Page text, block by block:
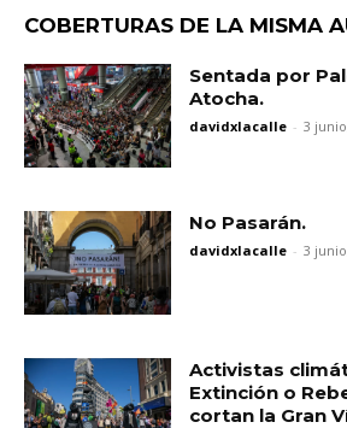
COBERTURAS DE LA MISMA
Sentada por
Atocha.
davidxlacalle - 3
No Pasarán.
davidxlacalle - 3
Activistas
Extinción o
cortan la Gran